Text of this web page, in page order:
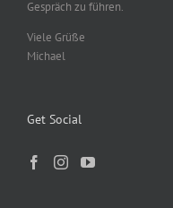
Gespräch zu führen.
Viele Grüße
Michael
Get Social